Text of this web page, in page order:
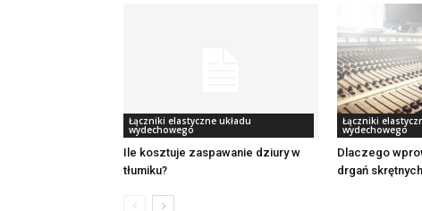
Łączniki elastyczne układu
wydechowego
Ile kosztuje zaspawanie dziury w
tłumiku?
Łączniki
wydechowego
Dlaczego
drgań